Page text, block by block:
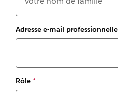
Adresse e-mail professionnelle
Rôle *